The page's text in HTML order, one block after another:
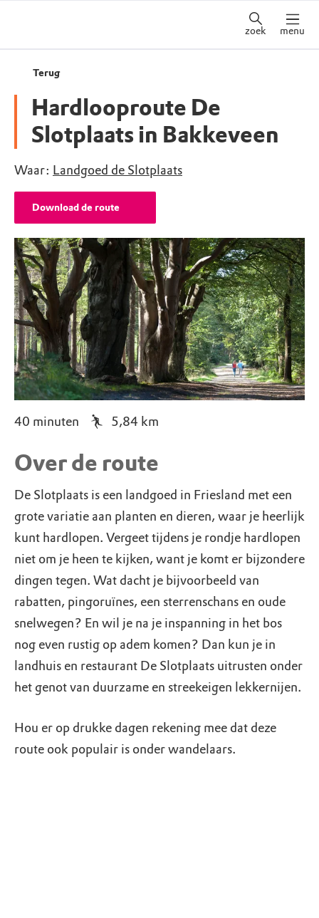
zoek menu
Terug
Hardlooproute De
Slotplaats in Bakkeveen
Waar: Landgoed de Slotplaats
Download de route
40 minuten 5,84 km
Over de route
De Slotplaats is een landgoed in Friesland met een
grote variatie aan planten en dieren, waar je heerlijk
kunt hardlopen. Vergeet tijdens je rondje hardlopen
niet om je heen te kijken, want je komt er bijzondere
dingen tegen. Wat dacht je bijvoorbeeld van
rabatten, pingoruïnes, een sterrenschans en oude
snelwegen? En wil je na je inspanning in het bos
nog even rustig op adem komen? Dan kun je in
landhuis en restaurant De Slotplaats uitrusten onder
het genot van duurzame en streekeigen lekkernijen.
Hou er op drukke dagen rekening mee dat deze
route ook populair is onder wandelaars.